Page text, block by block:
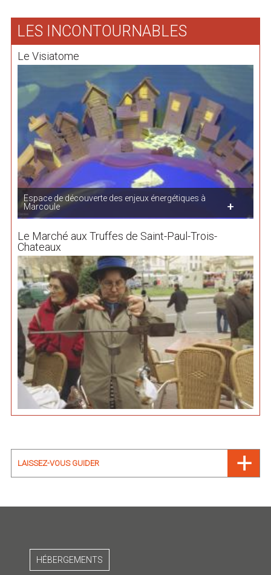
LES INCONTOURNABLES
Le Visiatome
Espace de découverte des enjeux énergétiques à
Marcoule
Le Marché aux Truffes de Saint-Paul-Trois-
Chateaux
LAISSEZ-VOUS GUIDER
HÉBERGEMENTS